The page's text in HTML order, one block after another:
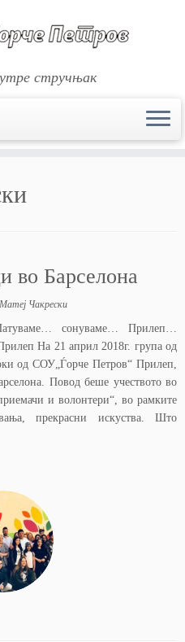
стручњак
во Барселона
Матеј Чакрески
сонуваме… Прилеп…
На 21 април 2018г. група од
од СОУ„Ѓорче Петров“ Прилеп,
Повод беше учеството во
и волонтери“, во рамките
прекрасни искуства. Што